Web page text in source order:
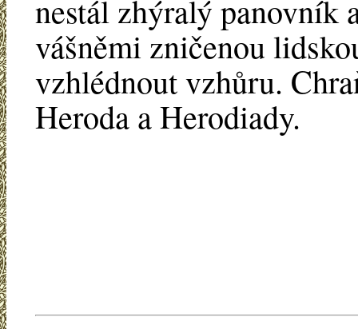
nestál zhýralý panovník
vášněmi zničenou
vzhlédnout vzhůru.
Heroda a Herodiady.